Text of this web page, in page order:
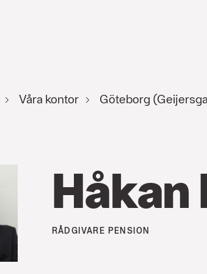
Våra kontor Göteborg
Håkan
RÅDGIVARE PENSION